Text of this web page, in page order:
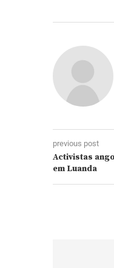
previous post
Activistas
em Luanda